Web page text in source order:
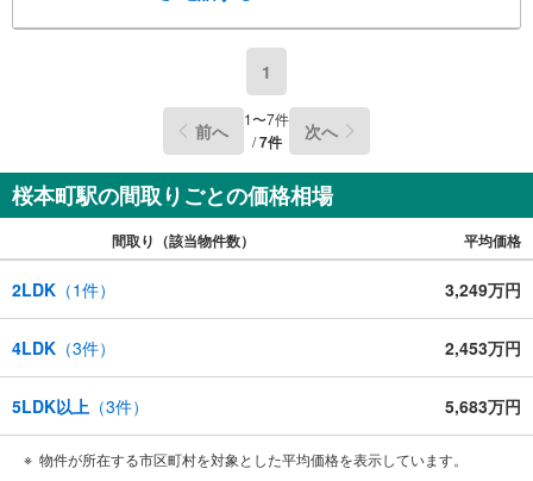
1
前へ 1〜7件
/7件 次へ
桜本町駅の間取りごとの価格相場
間取り（該当物件数） 平均価格
2LDK （1件） 3,249万円
4LDK （3件） 2,453万円
5LDK以上 （3件） 5,683万円
物件が所在する市区町村を対象とした平均価格を表示しています。